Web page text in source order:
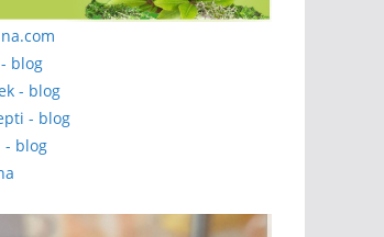
blog
- blog
- blog
- blog